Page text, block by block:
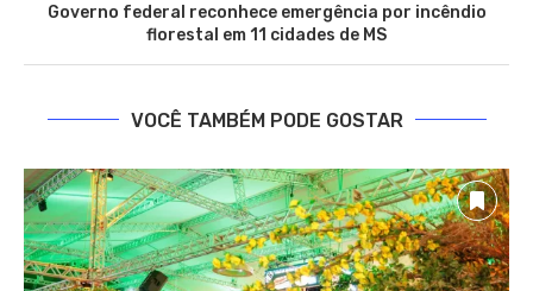
Governo federal reconhece emergência por incêndio
florestal em 11 cidades de MS
VOCÊ TAMBÉM PODE GOSTAR